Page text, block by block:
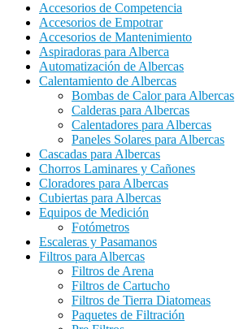
Accesorios de Competencia
Accesorios de Empotrar
Accesorios de Mantenimiento
Aspiradoras para Alberca
Automatización de Albercas
Calentamiento de Albercas
Bombas de Calor para Albercas
Calderas para Albercas
Calentadores para Albercas
Paneles Solares para Albercas
Cascadas para Albercas
Chorros Laminares y Cañones
Cloradores para Albercas
Cubiertas para Albercas
Equipos de Medición
Fotómetros
Escaleras y Pasamanos
Filtros para Albercas
Filtros de Arena
Filtros de Cartucho
Filtros de Tierra Diatomeas
Paquetes de Filtración